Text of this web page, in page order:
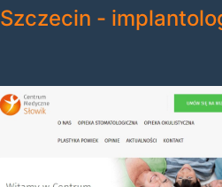
Szczecin -